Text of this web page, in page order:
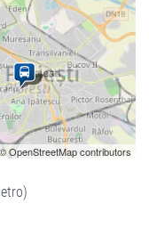
© OpenStreetMap contributors